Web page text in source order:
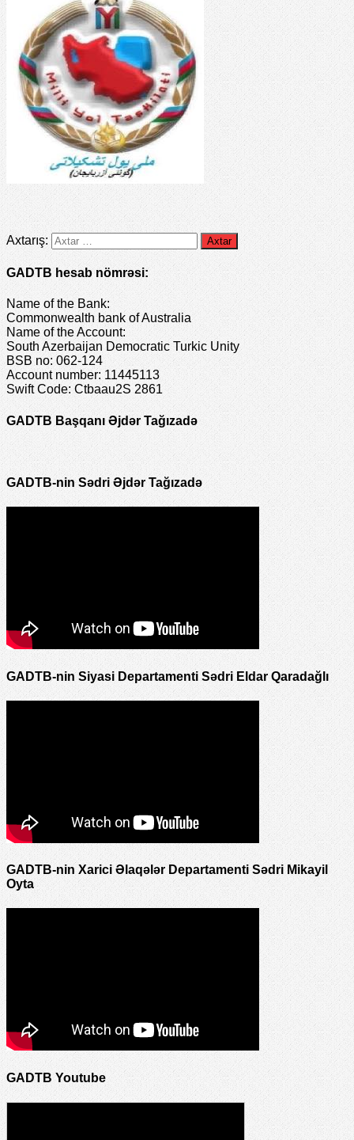
Axtarış:
GADTB hesab nömrəsi:
Name of the Bank:
Commonwealth bank of Australia
Name of the Account:
South Azerbaijan Democratic Turkic Unity
BSB no: 062-124
Account number: 11445113
Swift Code: Ctbaau2S 2861
GADTB Başqanı Əjdər Tağızadə
GADTB-nin Sədri Əjdər Tağızadə
GADTB-nin Siyasi Departamenti Sədri Eldar Qaradağlı
GADTB-nin Xarici Əlaqələr Departamenti Sədri Mikayil
Oyta
GADTB Youtube